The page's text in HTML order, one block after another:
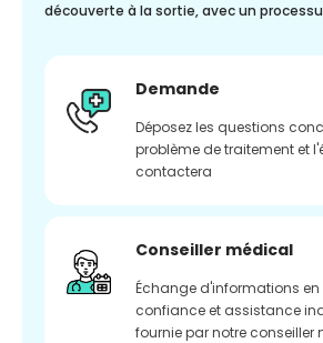
découverte à la sortie, avec un
Demande
Déposez les questions
problème de traitement et
contactera
Conseiller médical
Échange d'informations en
confiance et assistance
fournie par notre conseiller